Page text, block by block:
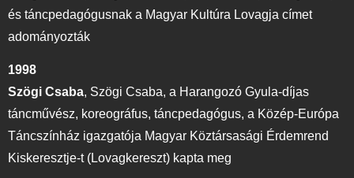
és táncpedagógusnak a Magyar Kultúra Lovagja címet
adományozták
1998
Szögi Csaba, Szögi Csaba, a Harangozó Gyula-díjas
táncművész, koreográfus, táncpedagógus, a Közép-Európa
Táncszínház igazgatója Magyar Köztársasági Érdemrend
Kiskeresztje-t (Lovagkereszt) kapta meg